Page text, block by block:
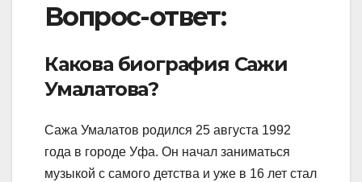
Вопрос-ответ:
Какова биография Сажи
Умалатова?
Сажа Умалатов родился 25 августа 1992
года в городе Уфа. Он начал заниматься
музыкой с самого детства и уже в 16 лет стал